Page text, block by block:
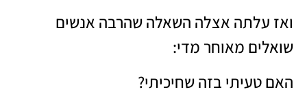
ואז עלתה אצלה השאלה שהרבה אנשים
שואלים מאוחר מדי:
האם טעיתי בזה שחיכיתי?